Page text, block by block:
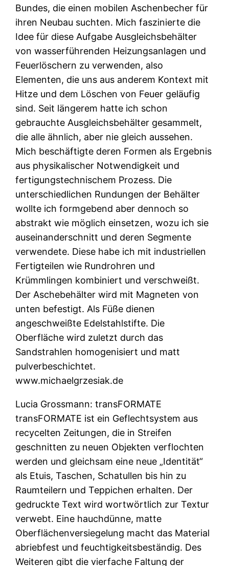
Bundes, die einen mobilen Aschenbecher für
ihren Neubau suchten. Mich faszinierte die
Idee für diese Aufgabe Ausgleichsbehälter
von wasserführenden Heizungsanlagen und
Feuerlöschern zu verwenden, also
Elementen, die uns aus anderem Kontext mit
Hitze und dem Löschen von Feuer geläufig
sind. Seit längerem hatte ich schon
gebrauchte Ausgleichsbehälter gesammelt,
die alle ähnlich, aber nie gleich aussehen.
Mich beschäftigte deren Formen als Ergebnis
aus physikalischer Notwendigkeit und
fertigungstechnischem Prozess. Die
unterschiedlichen Rundungen der Behälter
wollte ich formgebend aber dennoch so
abstrakt wie möglich einsetzen, wozu ich sie
auseinanderschnitt und deren Segmente
verwendete. Diese habe ich mit industriellen
Fertigteilen wie Rundrohren und
Krümmlingen kombiniert und verschweißt.
Der Aschebehälter wird mit Magneten von
unten befestigt. Als Füße dienen
angeschweißte Edelstahlstifte. Die
Oberfläche wird zuletzt durch das
Sandstrahlen homogenisiert und matt
pulverbeschichtet.
www.michaelgrzesiak.de
Lucia Grossmann: transFORMATE
transFORMATE ist ein Geflechtsystem aus
recycelten Zeitungen, die in Streifen
geschnitten zu neuen Objekten verflochten
werden und gleichsam eine neue „Identität“
als Etuis, Taschen, Schatullen bis hin zu
Raumteilern und Teppichen erhalten. Der
gedruckte Text wird wortwörtlich zur Textur
verwebt. Eine hauchdünne, matte
Oberflächenversiegelung macht das Material
abriebfest und feuchtigkeitsbeständig. Des
Weiteren gibt die vierfache Faltung der